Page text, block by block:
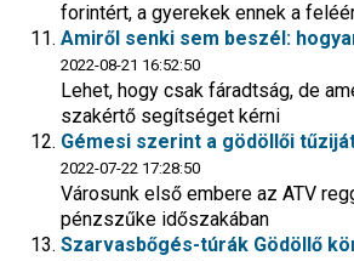
forintért, a gyerekek ennek a
Amiről senki sem beszél:
2022-08-21 16:52:50
Lehet, hogy csak fáradtság, de
szakértő segítséget kérni
Gémesi szerint a gödöllői
2022-07-22 17:28:50
Városunk első embere az ATV
pénzszűke időszakában
Szarvasbőgés-túrák Gödöllő